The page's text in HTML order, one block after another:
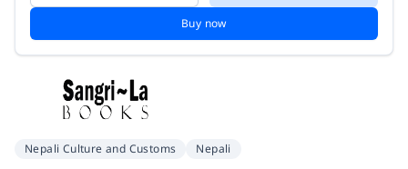
Buy now
Nepali Culture and Customs Nepali